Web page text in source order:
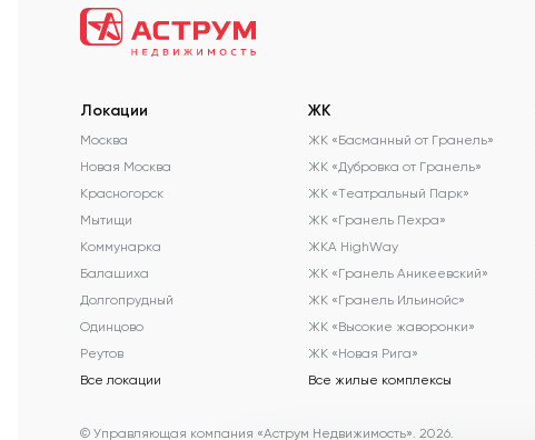
Локации
Москва
Новая Москва
Красногорск
Мытищи
Коммунарка
Балашиха
Долгопрудный
Одинцово
Реутов
Все локации
ЖК
ЖК «Басманный от Гранель»
ЖК «Дубровка от Гранель»
ЖК «Театральный Парк»
ЖК «Гранель Пехра»
ЖКА HighWay
ЖК «Гранель Аникеевский»
ЖК «Гранель Ильинойс»
ЖК «Высокие жаворонки»
ЖК «Новая Рига»
Все жилые комплексы
© Управляющая компания «Аструм Недвижимость». 2026